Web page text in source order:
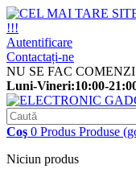
Autentificare
Contactați-ne
NU SE FAC
Luni-Vineri:10:00-
Coş 0 Produs Produse
Niciun produs